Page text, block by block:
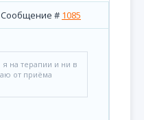
Сообщение # 1085
на терапии и ни в
от приёма